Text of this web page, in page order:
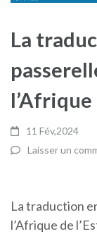
La
l’Afrique
11 Fév,2024
Laisser un
La traduction
l’Afrique de